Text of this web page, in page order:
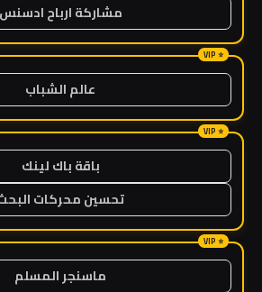
مشاركة ارباح ادسنس
عالم الشباب
باقة باك لينك
تحسين محركات
ماسنجر المسلم